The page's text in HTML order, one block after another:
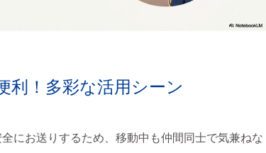
利！多彩な活用シーン
にお送りするため、移動中も仲間同士で気兼ねな